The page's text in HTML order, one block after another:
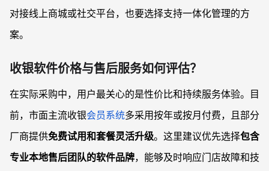
对接线上商城或社交平台，也要选择支持一体化管理的方
案。
收银软件价格与售后服务如何评估？
在实际采购中，用户最关心的是性价比和持续服务体验。目
前，市面主流收银会员系统多采用按年或按月付费，且部分
厂商提供免费试用和套餐灵活升级。这里建议优先选择包含
专业本地售后团队的软件品牌，能够及时响应门店故障和技